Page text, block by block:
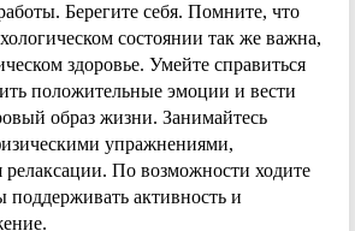
Берегите себя. Помните, что
состоянии так же важна,
здоровье. Умейте справиться
положительные эмоции и вести
образ жизни. Занимайтесь
упражнениями,
По возможности ходите
поддерживать активность и